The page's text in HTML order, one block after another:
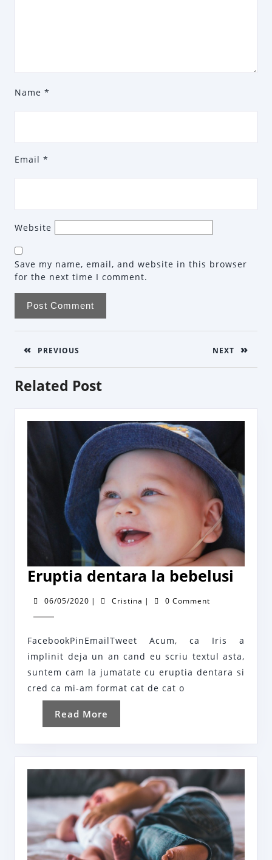
Name *
Email *
Website
Save my name, email, and website in this browser
for the next time I comment.
Post
navigation
PREVIOUS
post:
NEXT
Related Post
Eruptia dentara la bebelusi
06/05/2020 06/05/2020
| Cristina Cristina
| 0 Comment
FacebookPinEmailTweet Acum, ca Iris a
implinit deja un an cand eu scriu textul asta,
suntem cam la jumatate cu eruptia dentara si
cred ca mi-am format cat de cat o
Read More
More